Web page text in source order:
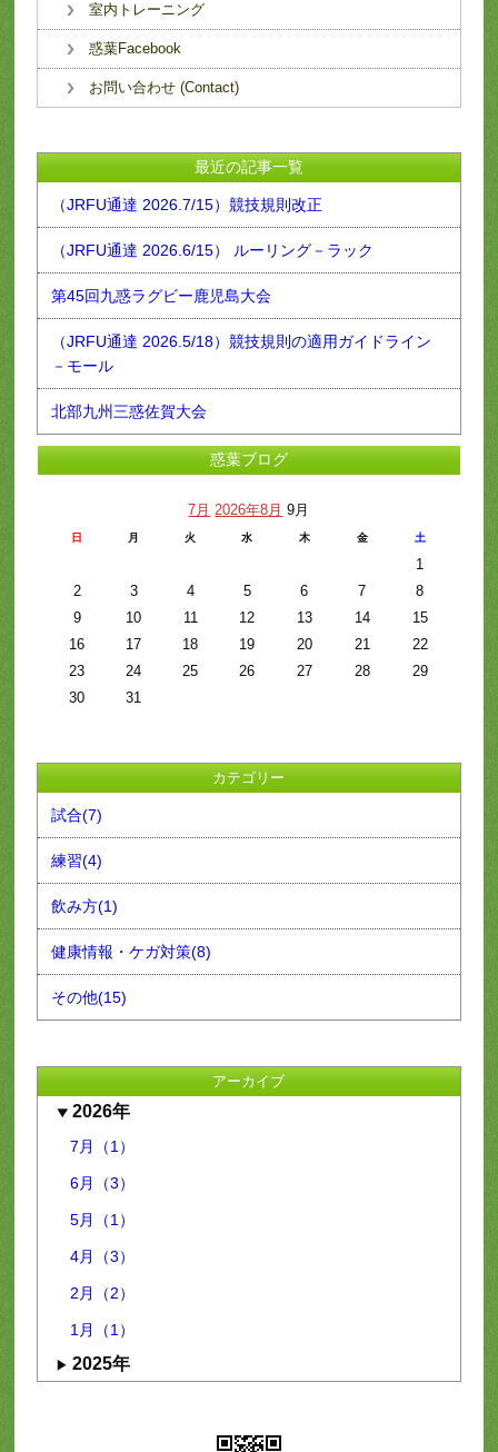
室内トレーニング
惑葉Facebook
お問い合わせ (Contact)
最近の記事一覧
（JRFU通達 2026.7/15）競技規則改正
（JRFU通達 2026.6/15） ルーリング－ラック
第45回九惑ラグビー鹿児島大会
（JRFU通達 2026.5/18）競技規則の適用ガイドライン
－モール
北部九州三惑佐賀大会
惑葉ブログ
7月 2026年8月 9月
日 月 火 水 木 金 土
1
2
3 4 5 6 7
8
9
10 11 12 13 14
15
16
17 18 19 20 21
22
23
24 25 26 27 28
29
30
31
カテゴリー
試合(7)
練習(4)
飲み方(1)
健康情報・ケガ対策(8)
その他(15)
アーカイブ
2026年
7月（1）
6月（3）
5月（1）
4月（3）
2月（2）
1月（1）
2025年